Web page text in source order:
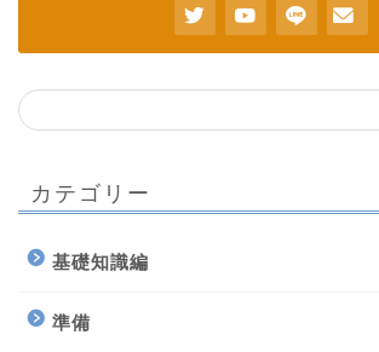
カテゴリー
基礎知識編
準備